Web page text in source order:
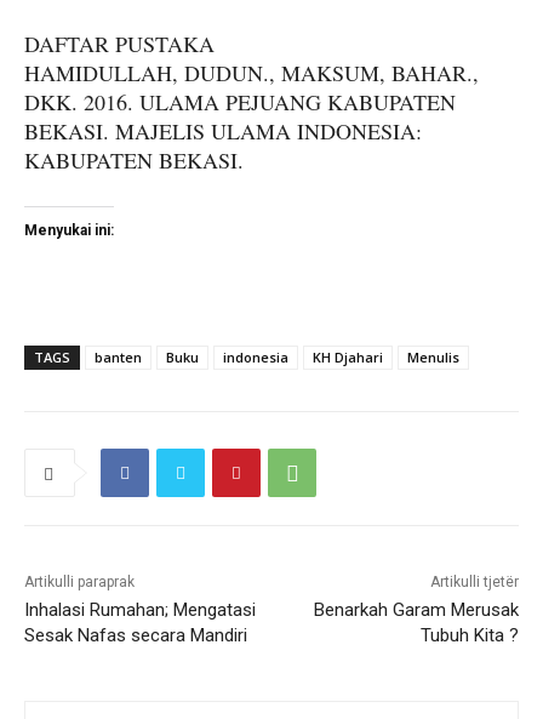
DAFTAR PUSTAKA
HAMIDULLAH, DUDUN., MAKSUM, BAHAR.,
DKK. 2016. ULAMA PEJUANG KABUPATEN
BEKASI. MAJELIS ULAMA INDONESIA:
KABUPATEN BEKASI.
Menyukai ini:
TAGS banten Buku indonesia KH Djahari Menulis
Artikulli paraprak
Inhalasi Rumahan; Mengatasi
Sesak Nafas secara Mandiri
Artikulli tjetër
Benarkah Garam Merusak
Tubuh Kita ?